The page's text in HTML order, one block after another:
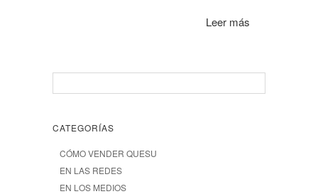
Leer más
CATEGORÍAS
CÓMO VENDER QUESU
EN LAS REDES
EN LOS MEDIOS